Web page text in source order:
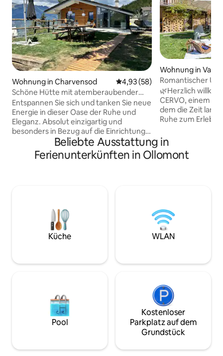
Wohnung in Charvensod Durchschnittliche Bewertung:
4,93 (58)
Schöne Hütte mit atemberaubender
Aussicht und Sauna
Entspannen Sie sich und tanken Sie neue
Energie in dieser Oase der Ruhe und
Eleganz. Absolut einzigartig und
besonders in Bezug auf die Einrichtung,
die Auswahl der Materialien und die
einem Chalet in den Alpen des Aostatals
Sommer, wo Sie herrliche Aperitifs und
Grillabende mit Blick auf die Alpen
genießen können, als auch für den
Schnee im Winter geeignet sind. Private
Wohnung in
Romantischer
Privater
🌿Herzlich
CERVO, einem
dem die Zeit
Ruhe zum Erlebnis wird Im
noch wenig
von der Natur
endlich
zusammen mit
Momenten im
unvergessliche
Beliebte Ausstattung in
Ferienunterkünften in Ollomont
Küche WLAN
Pool
Kostenloser
Parkplatz auf dem
Grundstück